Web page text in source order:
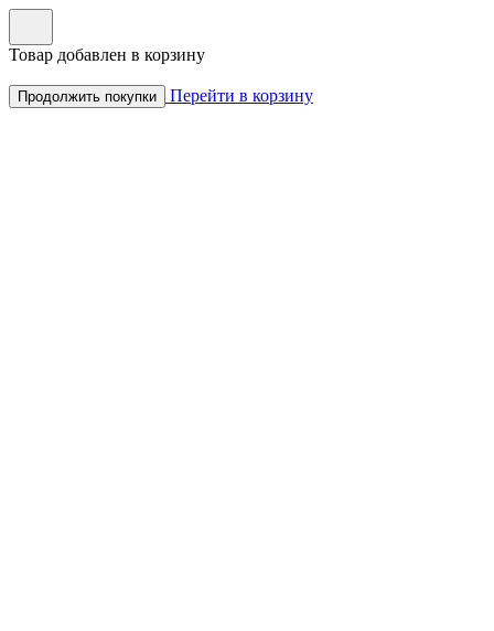
Товар добавлен в корзину
Продолжить покупки Перейти в корзину